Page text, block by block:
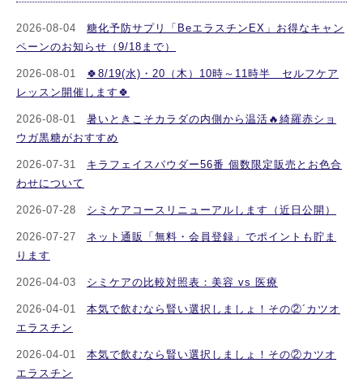
2026-08-04
糖化予防サプリ「BeエラスチンEX」お得なキャン
ペーンのお知らせ（9/18まで）
2026-08-01
🍀8/19(水)・20（木）10時～11時半 セルフケア
レッスン開催します🍀
2026-08-01
暑いときこそカラダの内側から温活🔥綺羅赤ショ
ウガ黒糖がおすすめ
2026-07-31
キラフェイスパウダー56番 個数限定販売とお色合
わせについて
2026-07-28 シミケアコースリニューアルします（近日公開）
2026-07-27
ネット通販「無料・会員登録」でポイントも貯ま
ります
2026-04-03 シミケアの比較対照表：美容 vs 医療
2026-04-01
本気で飲むなら賢い選択しましょ！その②´カツオ
エラスチン
2026-04-01
本気で飲むなら賢い選択しましょ！その②カツオ
エラスチン